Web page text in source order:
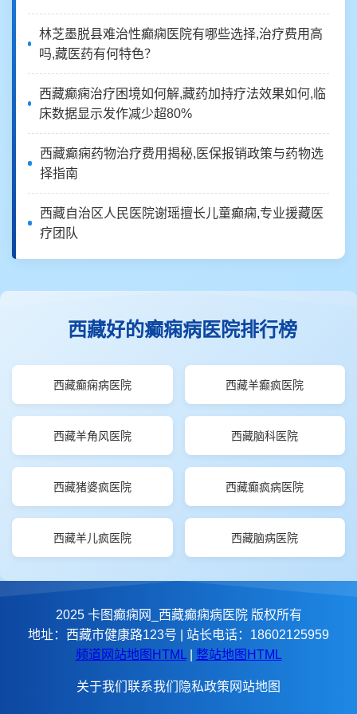
林芝墨脱县难治性癫痫医院有哪些选择,治疗费用高
吗,藏医药有何特色？
西藏癫痫治疗困境如何解,藏药加持疗法效果如何,临
床数据显示发作减少超80%
西藏癫痫药物治疗费用揭秘,医保报销政策与药物选
择指南
西藏自治区人民医院谢瑶擅长儿童癫痫,专业援藏医
疗团队
西藏好的癫痫病医院排行榜
西藏癫痫病医院 西藏羊癫疯医院
西藏羊角风医院 西藏脑科医院
西藏猪婆疯医院 西藏癫疯病医院
西藏羊儿疯医院 西藏脑病医院
2025 卡图癫痫网_西藏癫痫病医院 版权所有
地址：西藏市健康路123号 | 站长电话：18602125959
频道网站地图HTML
整站地图HTML
关于我们 联系我们 隐私政策 网站地图